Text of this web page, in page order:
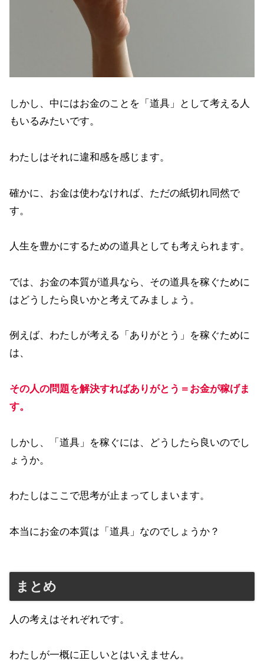
しかし、中にはお金のことを「道具」として考える人
もいるみたいです。
わたしはそれに違和感を感じます。
確かに、お金は使わなければ、ただの紙切れ同然で
す。
人生を豊かにするための道具としても考えられます。
では、お金の本質が道具なら、その道具を稼ぐために
はどうしたら良いかと考えてみましょう。
例えば、わたしが考える「ありがとう」を稼ぐために
は、
その人の問題を解決すればありがとう＝お金が稼げま
す。
しかし、「道具」を稼ぐには、どうしたら良いのでし
ょうか。
わたしはここで思考が止まってしまいます。
本当にお金の本質は「道具」なのでしょうか？
まとめ
人の考えはそれぞれです。
わたしが一概に正しいとはいえません。